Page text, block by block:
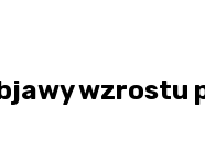
wzrostu